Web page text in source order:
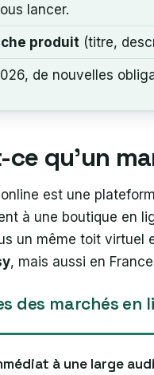
lancer.
produit (titre,
de nouvelles
ce qu’un
est une
à une boutique en
un même toit
, mais aussi en France
des marchés en
à une large